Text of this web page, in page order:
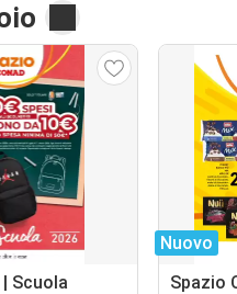
Scuola
Nuovo
Spazio